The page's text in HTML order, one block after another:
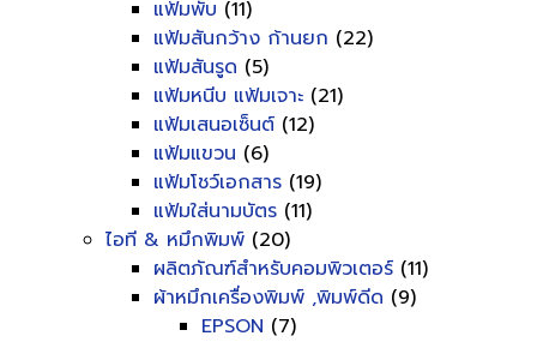
แฟ้มพับ (11)
แฟ้มสันกว้าง ก้านยก (22)
แฟ้มสันรูด (5)
แฟ้มหนีบ แฟ้มเจาะ (21)
แฟ้มเสนอเซ็นต์ (12)
แฟ้มแขวน (6)
แฟ้มโชว์เอกสาร (19)
แฟ้มใส่นามบัตร (11)
ไอที & หมึกพิมพ์ (20)
ผลิตภัณฑ์สำหรับคอมพิวเตอร์ (11)
ผ้าหมึกเครื่องพิมพ์ ,พิมพ์ดีด (9)
EPSON (7)